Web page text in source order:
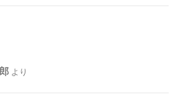
より